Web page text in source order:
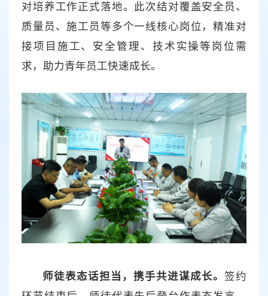
对培养工作正式落地。此次结对覆盖安全员、
质量员、施工员等多个一线核心岗位，精准对
接项目施工、安全管理、技术实操等岗位需
求，助力青年员工快速成长。
师徒表态话担当，携手共进谋成长。 签约